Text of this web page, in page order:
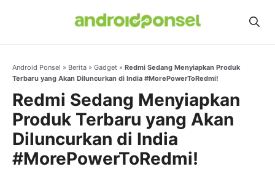
Android Ponsel » Berita » Gadget » Redmi Sedang Menyiapkan Produk
Terbaru yang Akan Diluncurkan di India #MorePowerToRedmi!
Redmi Sedang Menyiapkan
Produk Terbaru yang Akan
Diluncurkan di India
#MorePowerToRedmi!